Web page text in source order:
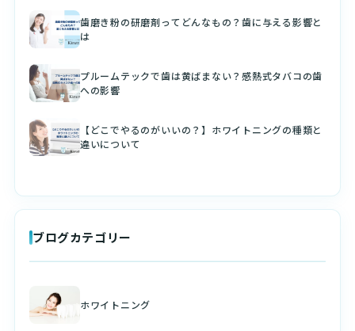
歯磨き粉の研磨剤ってどんなもの？歯に与える影響と
は
プルームテックで歯は黄ばまない？感熱式タバコの歯
への影響
【どこでやるのがいいの？】ホワイトニングの種類と
違いについて
ブログカテゴリー
ホワイトニング